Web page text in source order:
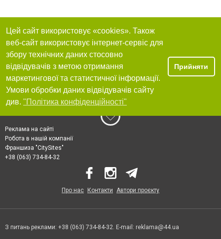
Цей сайт використовує «cookies». Також
веб-сайт використовує інтернет-сервіс для
збору технічних даних стосовно
відвідувачів з метою отримання
маркетингової та статистичної інформації.
Умови обробки даних відвідувачів сайту
див. "Політика конфіденційності"
Прийняти
Реклама на сайті
Робота в нашій компанії
Франшиза "CitySites"
+38 (063) 734-84-32
Про нас Контакти Автори проєкту
З питань реклами: +38 (063) 734-84-32. E-mail: reklama@44.ua